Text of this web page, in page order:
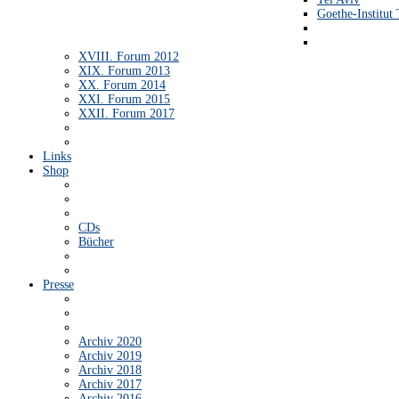
Goethe-Institut
XVIII. Forum 2012
XIX. Forum 2013
XX. Forum 2014
XXI. Forum 2015
XXII. Forum 2017
Links
Shop
CDs
Bücher
Presse
Archiv 2020
Archiv 2019
Archiv 2018
Archiv 2017